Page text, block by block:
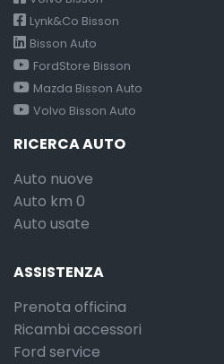
Lynk&Co Bisson
Bisson Auto
FordStore Bisson
Mazda Bisson Auto
Volvo Bisson Auto
RICERCA AUTO
Auto nuove
Auto km 0
Auto usate
ASSISTENZA
Prenota officina
Ricambi accessori
Ford service